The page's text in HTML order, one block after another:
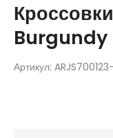
Burgundy
Артикул: